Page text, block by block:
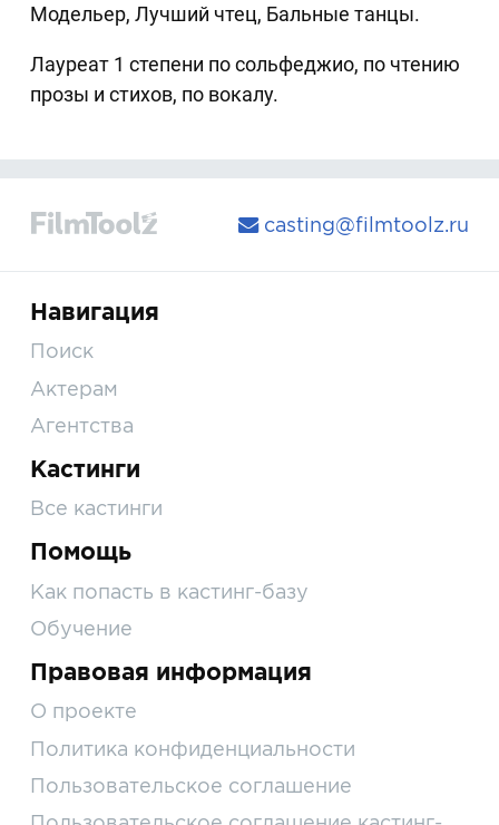
Модельер, Лучший чтец, Бальные танцы.
Лауреат 1 степени по сольфеджио, по чтению
прозы и стихов, по вокалу.
casting@filmtoolz.ru
Навигация
Поиск
Актерам
Агентства
Кастинги
Все кастинги
Помощь
Как попасть в кастинг-базу
Обучение
Правовая информация
О проекте
Политика конфиденциальности
Пользовательское соглашение